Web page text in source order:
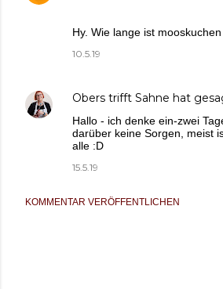
Hy. Wie lange ist
10.5.19
Obers trifft Sahne hat
Hallo - ich denke ein-zwei
darüber keine Sorgen, meist
alle :D
15.5.19
KOMMENTAR VERÖFFENTLICHEN